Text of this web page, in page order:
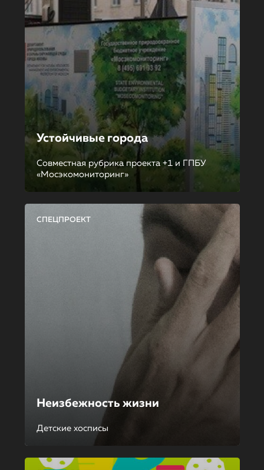
Устойчивые города
Совместная рубрика проекта +1 и ГПБУ
«Мосэкомониторинг»
СПЕЦПРОЕКТ
Неизбежность жизни
Детские хосписы